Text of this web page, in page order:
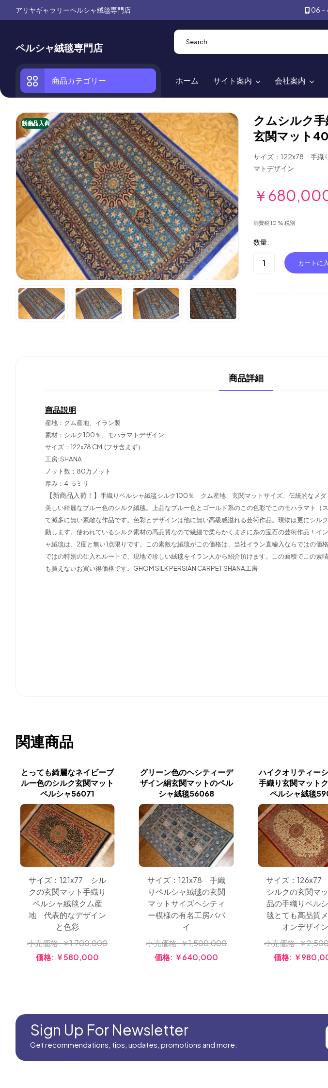
アリヤギャラリーペルシャ絨毯専門店 06
ペルシャ絨毯専門店
商品カテゴリー ホーム サイト案内 会社案内
クムシルク
玄関マット
サイズ：122x78 手織
マトデザイン
￥
消費税 10 % 税別
数量:
商品詳細
商品説明
産地：クム産地、イラン製
素材：シルク100％、モハラマトデザイン
サイズ：122x78 CM (フサ含まず）
工房: SHANA
ノット数：80万ノット
厚み：4-5ミリ
【新商品入荷！】 手織りペルシャ絨毯シルク100％ クム産地 玄関マットサイズ、伝統的なメダ
美しい綺麗なブルー色のシルク絨毯。上品なブルー色とゴールド系のこの色彩でこのモハラマト（
て滅多に無い素敵な作品です。色彩とデザインは他に無い高級感溢れる芸術作品。現物は更にシル
動します。使われているシルク素材の高品質なので繊細で柔らかくまさに糸の宝石の芸術作品！イ
ャ絨毯は、2度と無い1点限りです。この素敵な絨毯がこの価格は、当社イラン直輸入ならではの価
ではの特別の仕入れルートで、現地で珍しい絨毯をイラン人から紹介頂けます。この面積でこの素
も買えないお買い得価格です。GHOM SILK PERSIAN CARPET SHANA工房
関連商品
とっても綺麗なネイビーブ
ルー色のシルク玄関マット
ペルシャ56071
サイズ：121x77 シル
クの玄関マット手織り
ペルシャ絨毯クム産
地 代表的なデザイン
と色彩
小売価格:￥1,700,000
価格: ￥580,000
グリーン色のヘシティーデ
ザイン絹玄関マットのペル
シャ絨毯56068
サイズ：121x78 手織
りペルシャ絨毯の玄関
マットサイズヘシティ
ー模様の有名工房ババ
イ
小売価格:￥1,500,000
価格: ￥640,000
ハイクオリティー
手織り玄関マット
ペルシャ絨毯
サイズ：126x77
シルクの玄関マ
品の手織りペル
毯とても高品質
オンデザイン
小売価格:￥
価格: ￥
Sign Up For Newsletter
Get recommendations, tips, updates, promotions and more.